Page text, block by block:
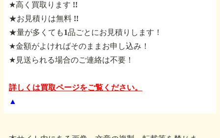
★高く買取ります !!
★お見積りは無料 !!
★量が多くても1品ごとにお見積りします！
★金額がよければそのままお申し込み！
★見送られる場合のご連絡は不要！
詳しくは買取ページをご覧ください。
▲